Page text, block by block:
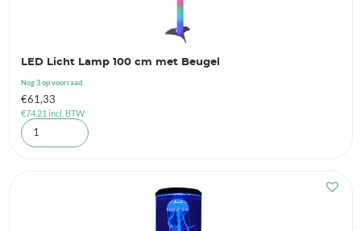
LED Licht Lamp 100 cm met Beugel
Nog 3 op voorraad.
€61,33
€74,21 incl. BTW